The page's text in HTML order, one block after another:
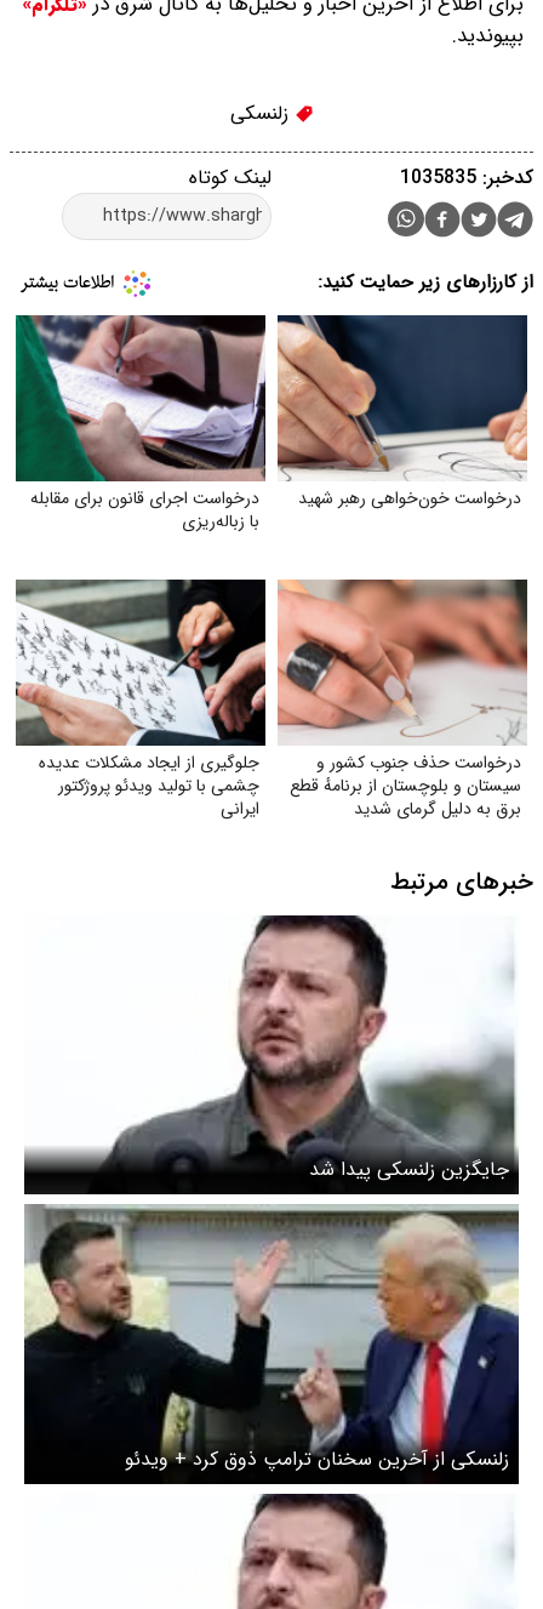
بپیوندید.
زلنسکی
لینک کوتاه کدخبر: 1035835
از کارزارهای زیر حمایت کنید:
درخواست خون‌خواهی رهبر شهید
درخواست اجرای قانون برای مقابله
با زباله‌ریزی
درخواست حذف جنوب کشور و
سیستان و بلوچستان از برنامهٔ قطع
برق به دلیل گرمای شدید
جلوگیری از ایجاد مشکلات عدیده
چشمی با تولید ویدئو پروژکتور
ایرانی
خبرهای مرتبط
جایگزین زلنسکی پیدا شد
زلنسکی از آخرین سخنان ترامپ ذوق کرد + ویدئو